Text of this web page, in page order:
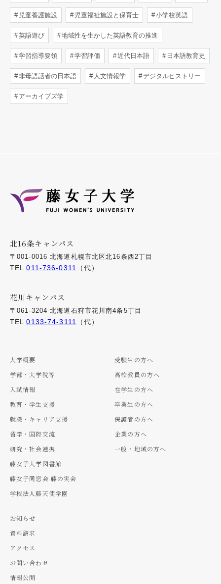
児童養護施設 児童福祉施設と保育士 小学校英語
英語遊び 地域性を生かした英語教育の推進
学習指導要領 学習評価 近代日本語 日本語教育史
非母語話者の日本語 人文情報学 デジタルヒストリー
アーカイブズ学
北16条キャンパス
〒001-0016 北海道札幌市北区北16条西2丁目
TEL011-736-0311 （代）
花川キャンパス
〒061-3204 北海道石狩市花川南4条5丁目
TEL0133-74-3111 （代）
大学概要
学部・大学院等
入試情報
教育・学生支援
就職・キャリア支援
留学・国際交流
研究・社会連携
藤女子大学図書館
藤女子同窓会 藤の実会
学校法人藤天使学園
受験生の方へ
高校教員の方へ
在学生の方へ
卒業生の方へ
保護者の方へ
企業の方へ
一般・地域の方へ
お知らせ
資料請求
アクセス
お問い合わせ
情報公開